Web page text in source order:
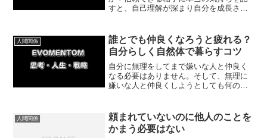
すと、自己理解が深まり自分を成長させ
のコツを解説します。
人間関係
誰とでも仲良くなろうと疲れる？
自分らしく自然体で暮らすコツ
自分に無理をしてまで嫌いな人と仲良く
なる必要はありません。そして、無理に
嫌いな人と仲良くしようとしても何のメ
介していきます。
人間関係
頼まれていないのに他人のことを
かまう必要はない